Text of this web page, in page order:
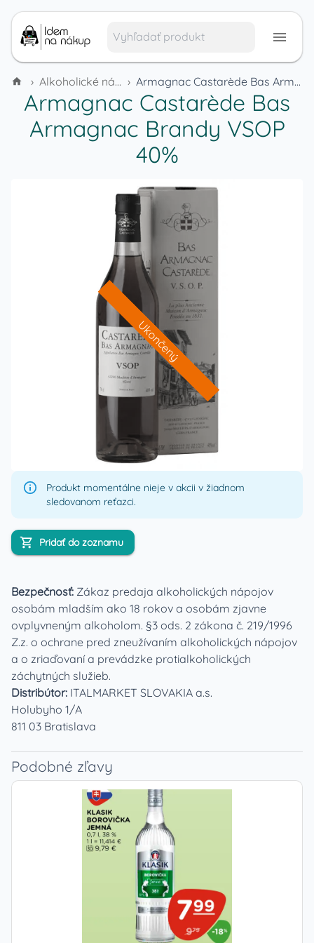
› Alkoholické nápoje a tabak › Armagnac Castarède Bas Armagnac Brandy VSOP 40%
Armagnac Castarède Bas
Armagnac Brandy VSOP
40%
Ukončený
Produkt momentálne nieje v akcii v žiadnom
sledovanom reťazci.
Pridať do zoznamu
Bezpečnosť: Zákaz predaja alkoholických nápojov
osobám mladším ako 18 rokov a osobám zjavne
ovplyvneným alkoholom. §3 ods. 2 zákona č. 219/1996
Z.z. o ochrane pred zneužívaním alkoholických nápojov
a o zriaďovaní a prevádzke protialkoholických
záchytných služieb.
Distribútor: ITALMARKET SLOVAKIA a.s.
Holubyho 1/A
811 03 Bratislava
Podobné zľavy